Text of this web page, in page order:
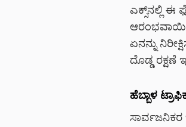
ಎಕ್ಸ್‌ನಲ್ಲಿ ಈ
ಏನನ್ನು
ದೊಡ್ಡ ರಕ್ಷಣೆ
ಹೆಬ್ಬಾಳ
ಸಾರ್ವಜನಿಕರ